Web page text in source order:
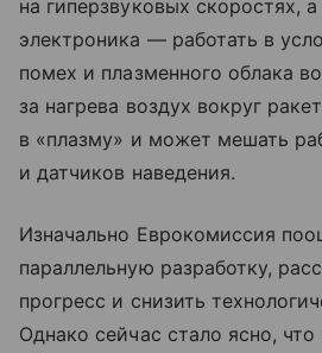
на гиперзвуковых скоростях,
электроника — работать в
помех и плазменного облака
за нагрева воздух вокруг
в «плазму» и может мешать
и датчиков наведения.
Изначально Еврокомиссия
параллельную разработку,
прогресс и снизить
Однако сейчас стало ясно,